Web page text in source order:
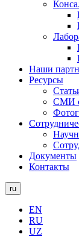
Наши
Ресурсы
СМИ
Документы
Контакты
ru
EN
RU
UZ